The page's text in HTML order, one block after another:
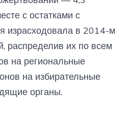
с остатками с
израсходовала в 2014-м
распределив их по всем
на региональные
на избирательные
органы.